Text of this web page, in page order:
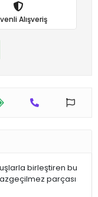
Alışveriş
birleştiren bu
parçası